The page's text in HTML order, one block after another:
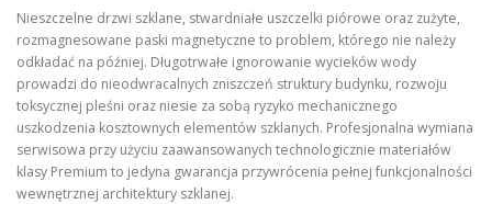
Nieszczelne drzwi szklane, stwardniałe uszczelki piórowe oraz zużyte,
rozmagnesowane paski magnetyczne to problem, którego nie należy
odkładać na później. Długotrwałe ignorowanie wycieków wody
prowadzi do nieodwracalnych zniszczeń struktury budynku, rozwoju
toksycznej pleśni oraz niesie za sobą ryzyko mechanicznego
uszkodzenia kosztownych elementów szklanych. Profesjonalna wymiana
serwisowa przy użyciu zaawansowanych technologicznie materiałów
klasy Premium to jedyna gwarancja przywrócenia pełnej funkcjonalności
wewnętrznej architektury szklanej.